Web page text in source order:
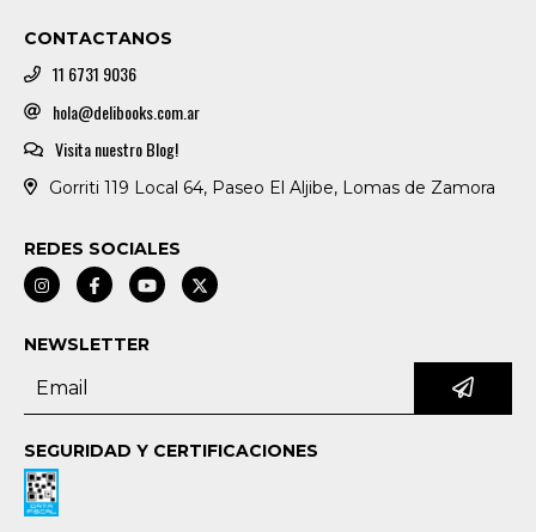
CONTACTANOS
11 6731 9036
hola@delibooks.com.ar
Visita nuestro Blog!
Gorriti 119 Local 64, Paseo El Aljibe, Lomas de Zamora
REDES SOCIALES
NEWSLETTER
SEGURIDAD Y CERTIFICACIONES